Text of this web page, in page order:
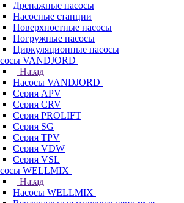
Дренажные насосы
Насосные станции
Поверхностные насосы
Погружные насосы
Циркуляционные насосы
VANDJORD
Назад
Насосы VANDJORD
Серия APV
Серия CRV
Серия PROLIFT
Серия SG
Серия TPV
Серия VDW
Серия VSL
WELLMIX
Назад
Насосы WELLMIX